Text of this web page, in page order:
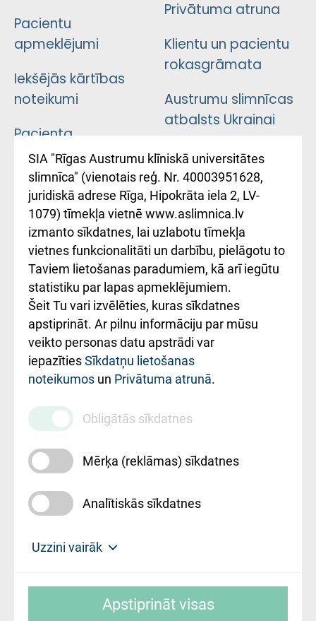
Pacientu
apmeklējumi
Iekšējās kārtības
noteikumi
Pacienta
atsauksmju/sūdzību
iesniegšanas
kārtība
Kā pie mums nokļūt
Rēķinu apmaksas
ceļvedis
Rekvizīti un
ārstniecības
iestādes kods
010000234
Maksas
pakalpojumu
cenrādis
Privātuma atruna
Klientu un pacientu
rokasgrāmata
Austrumu slimnīcas
atbalsts Ukrainai
Підтримка Східної
лікарні та співпраця з
Україною
SIA "Rīgas Austrumu klīniskā universitātes
slimnīca" (vienotais reģ. Nr. 40003951628,
juridiskā adrese Rīga, Hipokrāta iela 2, LV-
1079) tīmekļa vietnē www.aslimnica.lv
izmanto sīkdatnes, lai uzlabotu tīmekļa
vietnes funkcionalitāti un darbību, pielāgotu to
Taviem lietošanas paradumiem, kā arī iegūtu
statistiku par lapas apmeklējumiem.
Šeit Tu vari izvēlēties, kuras sīkdatnes
apstiprināt. Ar pilnu informāciju par mūsu
veikto personas datu apstrādi var
iepazītiesSīkdatņu lietošanas
noteikumos un Privātuma atrunā.
Obligātās sīkdatnes
Mērķa (reklāmas) sīkdatnes
Analītiskās sīkdatnes
Uzzini vairāk
slimnīca, turpmāk – Pārzinis, sīkdatņu
Apstiprināt visas